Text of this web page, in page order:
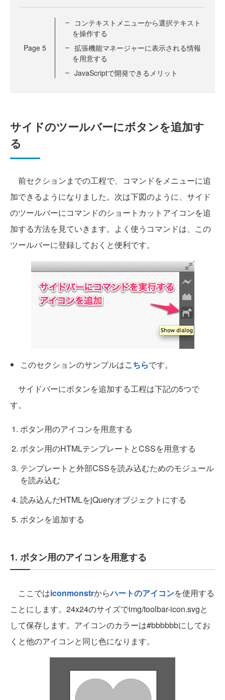
Page 5
コンテキストメニューから選択テキスト
を操作する
拡張機能マネージャーに表示される情報
を用意する
JavaScriptで開発できるメリット
サイドのツールバーにボタンを追加す
る
前セクションまでの工程で、コマンドをメニューに追
加できるようになりました。次は下図のように、サイド
のツールバーにコマンドのショートカットアイコンを追
加する方法を見ていきます。よく使うコマンドは、この
ツールバーに登録しておくと便利です。
このセクションのサンプルはこちらです。
サイドバーにボタンを追加する工程は下記の5つで
す。
ボタン用のアイコンを用意する
ボタン用のHTMLテンプレートとCSSを用意する
テンプレートと外部CSSを読み込むためのモジュール
を読み込む
読み込んだHTMLをjQueryオブジェクトにする
ボタンを追加する
1. ボタン用のアイコンを用意する
ここではiconmonstrからハートのアイコンを使用する
ことにします。24x24のサイズでimg/toolbar-icon.svgと
して保存します。アイコンのカラーは#bbbbbbにしてお
くと他のアイコンと同じ色になります。